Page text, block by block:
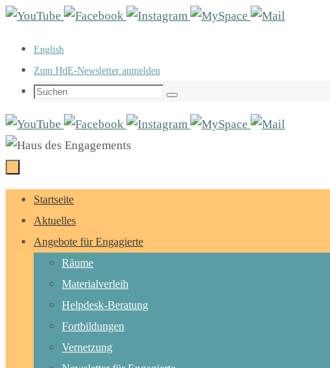
Zum
springen
English
Zum HdE-Newsletter anmelden
Suchen
Suchen
Zum
Inhalt
springen
Startseite
Aktuelles
Angebote für Engagierte
Räume
Materialverleih
Helpdesk-Beratung
Fortbildungen
Vernetzung